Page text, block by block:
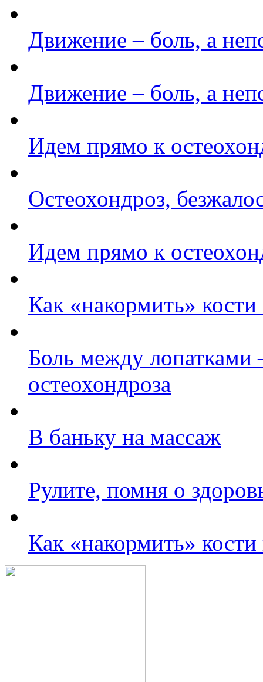
Движение – боль, а
Движение – боль, а
Идем прямо к
Остеохондроз,
Идем прямо к
Как «накормить» кости
Боль между лопатками
остеохондроза
В баньку на массаж
Рулите, помня о
Как «накормить» кости